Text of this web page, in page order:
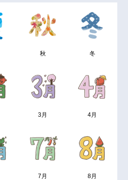
秋 冬
3月 4月
7月 8月